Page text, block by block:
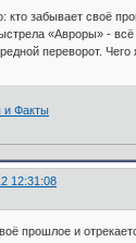
кто забывает своё
«Авроры» -
переворот. Чего
и Факты
12:31:08
прошлое и